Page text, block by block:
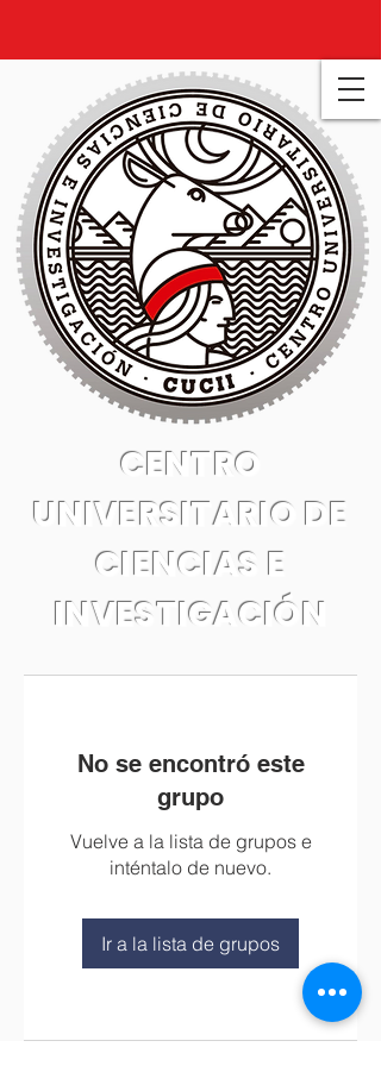
CENTRO
UNIVERSITARIO DE
CIENCIAS E
INVESTIGACIÓN
No se encontró este
grupo
Vuelve a la lista de grupos e
inténtalo de nuevo.
Ir a la lista de grupos